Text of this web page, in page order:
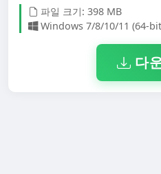
파일 크기: 398 MB
Windows 7/8/10/11 (64-
다